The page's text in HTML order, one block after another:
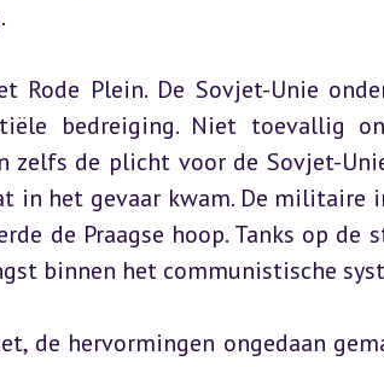
Plein. De Sovjet-Unie
bedreiging. Niet toevallig
zelfs de plicht voor de Sovjet-
in het gevaar kwam. De militaire
de Praagse hoop. Tanks op de
binnen het communistische
de hervormingen ongedaan